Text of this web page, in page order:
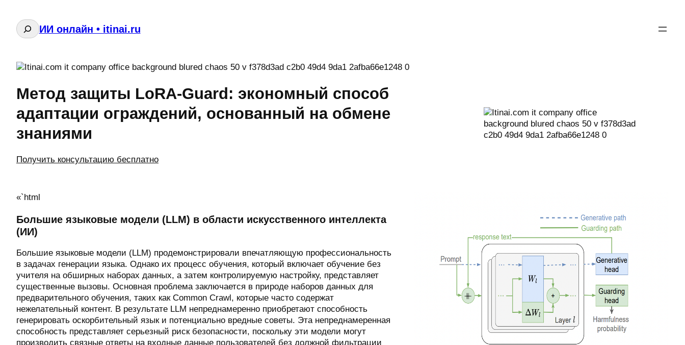
ПоискИИ онлайн • itinai.ru
Метод защиты LoRA-Guard: экономный способ
адаптации ограждений, основанный на обмене
знаниями
Получить консультацию бесплатно
«`html
Большие языковые модели (LLM) в области искусственного интеллекта
(ИИ)
Большие языковые модели (LLM) продемонстрировали впечатляющую профессиональность
в задачах генерации языка. Однако их процесс обучения, который включает обучение без
учителя на обширных наборах данных, а затем контролируемую настройку, представляет
существенные вызовы. Основная проблема заключается в природе наборов данных для
предварительного обучения, таких как Common Crawl, которые часто содержат
нежелательный контент. В результате LLM непреднамеренно приобретают способность
генерировать оскорбительный язык и потенциально вредные советы. Эта непреднамеренная
способность представляет серьезный риск безопасности, поскольку эти модели могут
производить связные ответы на входные данные пользователей без должной фильтрации